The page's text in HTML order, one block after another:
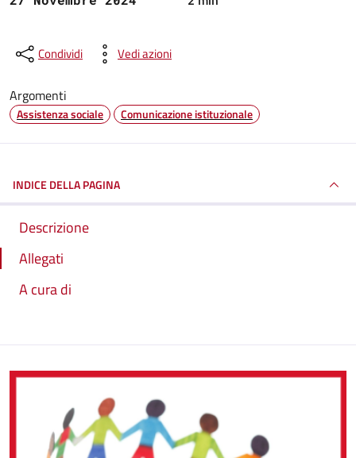
Condividi Vedi azioni
Argomenti
Assistenza sociale Comunicazione istituzionale
INDICE DELLA PAGINA
Descrizione
Allegati
A cura di